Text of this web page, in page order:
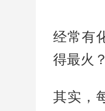
经常有
得最火？
其实，